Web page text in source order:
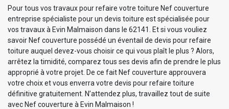
Pour tous vos travaux pour refaire votre toiture Nef couverture
entreprise spécialiste pour un devis toiture est spécialisée pour
vos travaux à Evin Malmaison dans le 62141. Et si vous vouliez
savoir Nef couverture possédé un éventail de devis pour refaire
toiture auquel devez-vous choisir ce qui vous plaît le plus ? Alors,
arrêtez la timidité, comparez tous ses devis afin de prendre le plus
approprié à votre projet. De ce fait Nef couverture approuvera
votre choix et vous enverra votre devis pour refaire toiture
définitive gratuitement. N’attendez plus, travaillez tout de suite
avec Nef couverture à Evin Malmaison !